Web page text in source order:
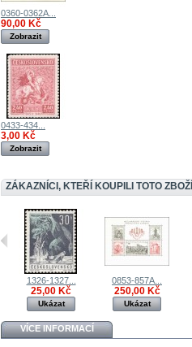
0360-0362A...
90,00 Kč
Zobrazit
0433-434...
3,00 Kč
Zobrazit
ZÁKAZNÍCI, KTEŘÍ KOUPILI TOTO
1326-1327...
25,00 Kč
Ukázat
0853-857A...
250,00 Kč
Ukázat
VÍCE INFORMACÍ